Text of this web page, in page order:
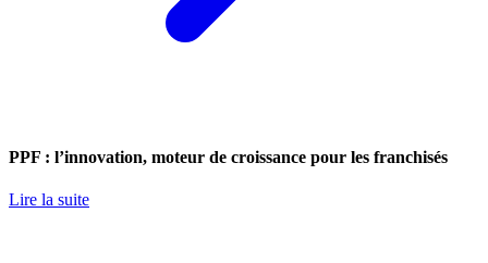
PPF : l’innovation, moteur de croissance pour les franchisés
Lire la suite